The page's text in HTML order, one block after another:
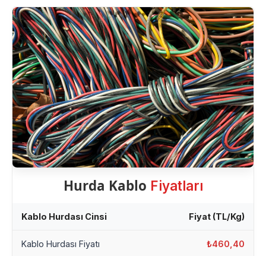
Hurda Kablo Fiyatları
Kablo Hurdası Cinsi Fiyat (TL/Kg)
Kablo Hurdası Fiyatı ₺460,40